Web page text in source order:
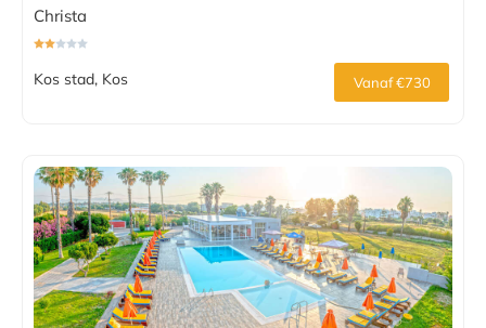
Christa
Kos stad, Kos Vanaf €730